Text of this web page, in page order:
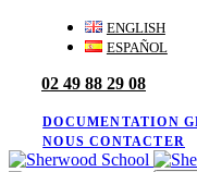
navigation
content
ENGLISH
ESPAÑOL
02 49 88 29 08
DOCUMENTATION
NOUS CONTACTER